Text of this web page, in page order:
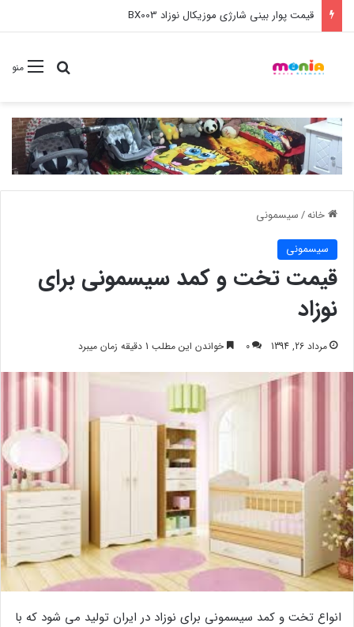
خرید عمده ست مانیکور نوزاد خارجی
منوجستجو
خانه/سیسمونی
سیسمونی
قیمت تخت و کمد سیسمونی برای
نوزاد
مرداد 26, 1394 0 خواندن این مطلب 1 دقیقه زمان میبرد
انواع تخت و کمد سیسمونی برای نوزاد در ایران تولید می شود که با